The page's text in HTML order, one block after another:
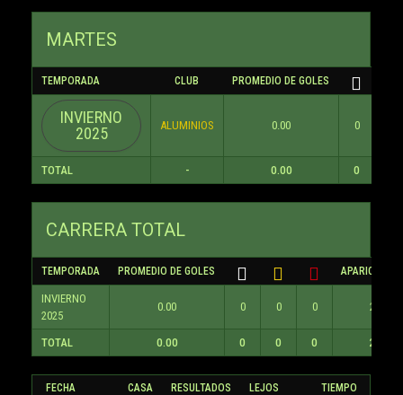
MARTES
TEMPORADA CLUB PROMEDIO DE GOLES
INVIERNO
2025
ALUMINIOS 0.00 0
TOTAL - 0.00 0
CARRERA TOTAL
TEMPORADA PROMEDIO DE GOLES APARICIONES
INVIERNO
2025
0.00 0 0 0 2
TOTAL 0.00 0 0 0 2
FECHA CASA RESULTADOS LEJOS TIEMPO